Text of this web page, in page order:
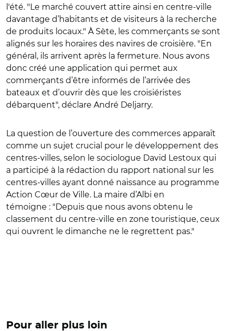
l'été. "Le marché couvert attire ainsi en centre-ville
davantage d’habitants et de visiteurs à la recherche
de produits locaux." À Sète, les commerçants se sont
alignés sur les horaires des navires de croisière. "En
général, ils arrivent après la fermeture. Nous avons
donc créé une application qui permet aux
commerçants d’être informés de l’arrivée des
bateaux et d’ouvrir dès que les croisiéristes
débarquent", déclare André Deljarry.
La question de l’ouverture des commerces apparaît
comme un sujet crucial pour le développement des
centres-villes, selon le sociologue David Lestoux qui
a participé à la rédaction du rapport national sur les
centres-villes ayant donné naissance au programme
Action Cœur de Ville. La maire d’Albi en
témoigne : "Depuis que nous avons obtenu le
classement du centre-ville en zone touristique, ceux
qui ouvrent le dimanche ne le regrettent pas."
Pour aller plus loin